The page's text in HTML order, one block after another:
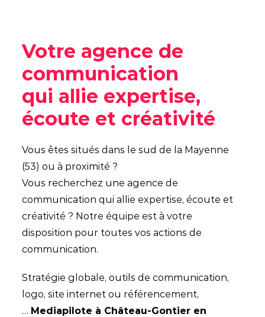
Votre agence de
communication
qui allie expertise,
écoute et créativité
Vous êtes situés dans le sud de la Mayenne
(53) ou à proximité ?
Vous recherchez une agence de
communication qui allie expertise, écoute et
créativité ? Notre équipe est à votre
disposition pour toutes vos actions de
communication.
Stratégie globale, outils de communication,
logo, site internet ou référencement,
… Mediapilote à Château-Gontier en